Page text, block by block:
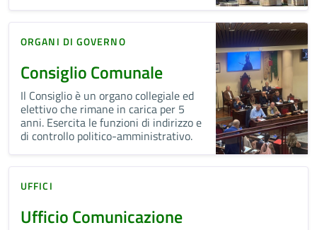
ORGANI DI GOVERNO
Consiglio Comunale
Il Consiglio è un organo collegiale ed
elettivo che rimane in carica per 5
anni. Esercita le funzioni di indirizzo e
di controllo politico-amministrativo.
UFFICI
Ufficio Comunicazione